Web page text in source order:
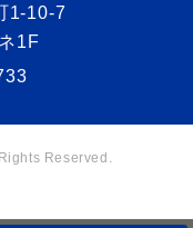
1-10-7
1F
Reserved.